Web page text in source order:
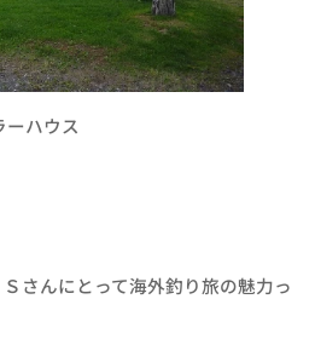
ーハウス
さんにとって海外釣り旅の魅力っ